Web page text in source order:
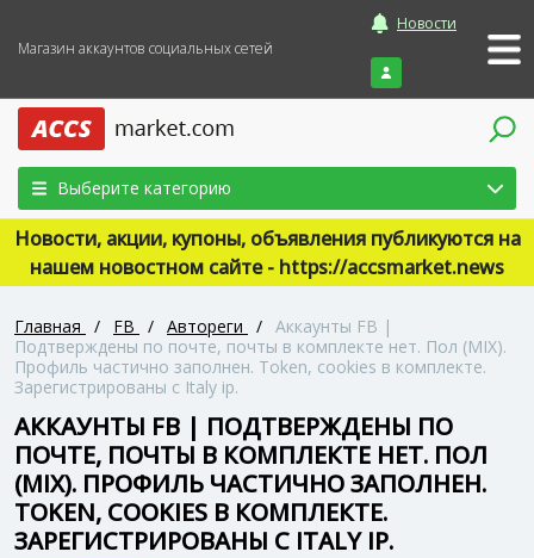
Магазин аккаунтов социальных сетей
Новости
Войти
Выберите категорию
Новости, акции, купоны, объявления публикуются на
нашем новостном сайте - https://accsmarket.news
Главная / FB / Автореги / Аккаунты FB |
Подтверждены по почте, почты в комплекте нет. Пол (MIX).
Профиль частично заполнен. Token, cookies в комплекте.
Зарегистрированы с Italy ip.
АККАУНТЫ FB | ПОДТВЕРЖДЕНЫ ПО
ПОЧТЕ, ПОЧТЫ В КОМПЛЕКТЕ НЕТ. ПОЛ
(MIX). ПРОФИЛЬ ЧАСТИЧНО ЗАПОЛНЕН.
TOKEN, COOKIES В КОМПЛЕКТЕ.
ЗАРЕГИСТРИРОВАНЫ С ITALY IP.